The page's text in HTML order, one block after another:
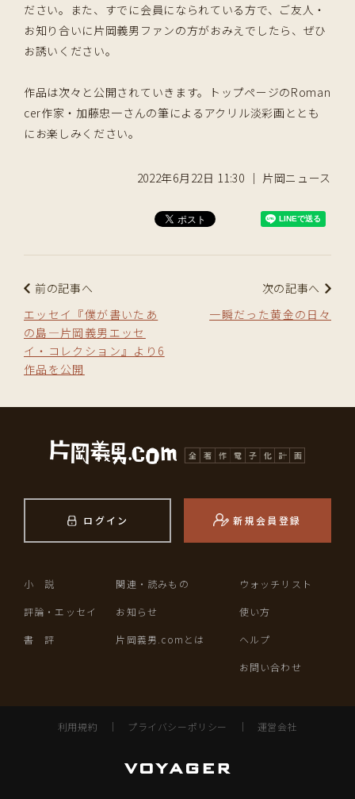
ださい。また、すでに会員になられている方で、ご友人・
お知り合いに片岡義男ファンの方がおみえでしたら、ぜひ
お誘いください。
作品は次々と公開されていきます。トップページのRoman
cer作家・加藤忠一さんの筆によるアクリル淡彩画ととも
にお楽しみください。
2022年6月22日 11:30 ｜ 片岡ニュース
前の記事へ
エッセイ『僕が書いたあ
の島―片岡義男エッセ
イ・コレクション』より6
作品を公開
次の記事へ
一瞬だった黄金の日々
ログイン 新規会員登録
小 説
評論・エッセイ
書 評
関連・読みもの
お知らせ
片岡義男.comとは
ウォッチリスト
使い方
ヘルプ
お問い合わせ
利用規約 ｜ プライバシーポリシー ｜ 運営会社